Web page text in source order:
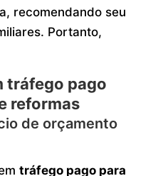
recomendando seu
Portanto,
tráfego pago
reformas
de orçamento
tráfego pago para